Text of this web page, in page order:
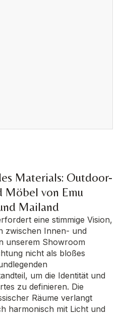
Materials: Outdoor-
Möbel von Emu
Mailand
eine stimmige Vision,
zwischen Innen- und
unserem Showroom
nicht als bloßes
um die Identität und
zu definieren. Die
Räume verlangt
harmonisch mit Licht und